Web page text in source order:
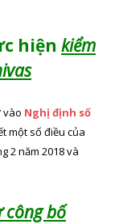
hiện kiểm
vào Nghị định số
một số điều của
2 năm 2018 và
công bố